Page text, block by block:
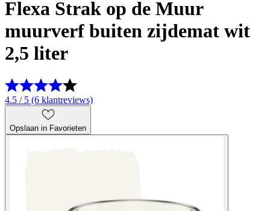
Flexa Strak op de Muur
muurverf buiten zijdemat wit
2,5 liter
4.5 / 5 (6 klantreviews)
Opslaan in Favorieten